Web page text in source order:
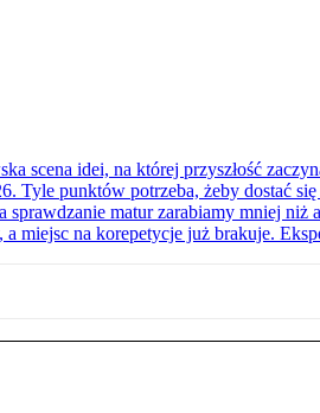
scena idei, na której przyszłość
Tyle punktów potrzeba, żeby dostać
sprawdzanie matur zarabiamy mniej niż
a miejsc na korepetycje już brakuje.